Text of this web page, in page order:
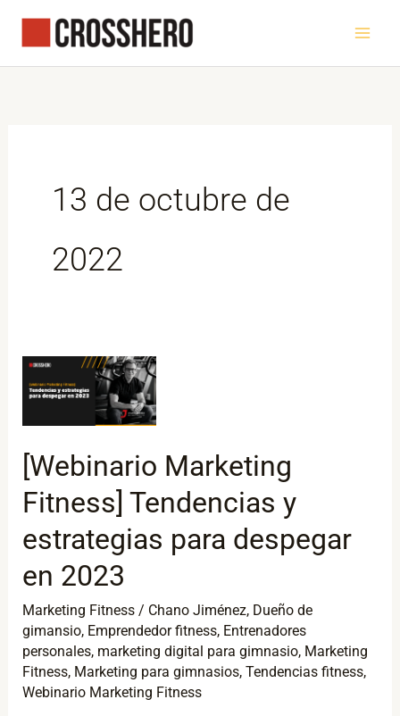
contenido
13 de octubre de
2022
[Webinario Marketing
Fitness] Tendencias y
estrategias para despegar
en 2023
Marketing Fitness / Chano Jiménez, Dueño de
gimansio, Emprendedor fitness, Entrenadores
personales, marketing digital para gimnasio, Marketing
Fitness, Marketing para gimnasios,Tendencias fitness,
Webinario Marketing Fitness
[Webinario
Marketing
Fitness]
Tendencias
y
estrategias
en
2023